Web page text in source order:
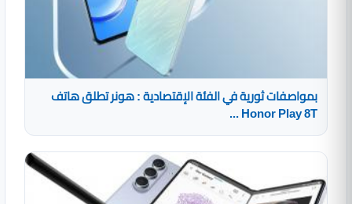
بمواصفات ثورية في الفئة الإقتصادية : هونر تطلق هاتف
Honor Play 8T ...